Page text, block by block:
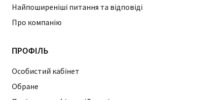
Найпоширеніші питання та відповіді
Про компанію
ПРОФІЛЬ
Особистий кабінет
Обране